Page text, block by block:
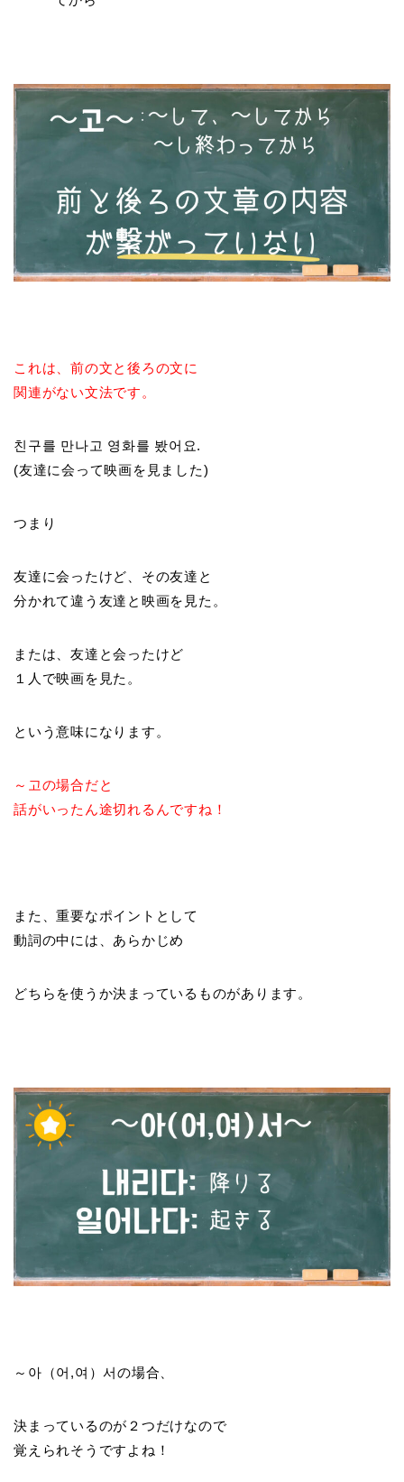
これは、前の文と後ろの文に
関連がない文法です。
친구를 만나고 영화를 봤어요.
(友達に会って映画を見ました)
つまり
友達に会ったけど、その友達と
分かれて違う友達と映画を見た。
または、友達と会ったけど
１人で映画を見た。
という意味になります。
～고の場合だと
話がいったん途切れるんですね！
また、重要なポイントとして
動詞の中には、あらかじめ
どちらを使うか決まっているものがあります。
～아（어,여）서の場合、
決まっているのが２つだけなので
覚えられそうですよね！